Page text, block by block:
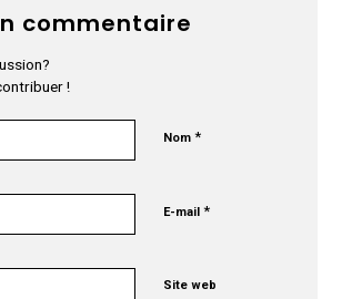
commentaire
!
Nom*
E-mail*
Site web